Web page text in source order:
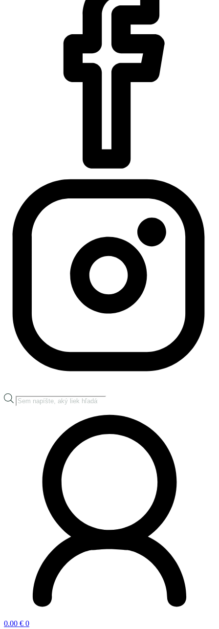
Products
search
0.00 € 0